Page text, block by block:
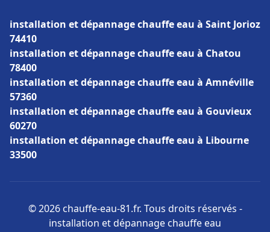
installation et dépannage chauffe eau à Saint Jorioz
74410
installation et dépannage chauffe eau à Chatou
78400
installation et dépannage chauffe eau à Amnéville
57360
installation et dépannage chauffe eau à Gouvieux
60270
installation et dépannage chauffe eau à Libourne
33500
© 2026 chauffe-eau-81.fr. Tous droits réservés -
installation et dépannage chauffe eau